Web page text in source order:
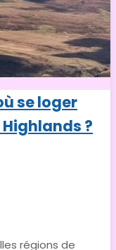
se loger
?
régions de